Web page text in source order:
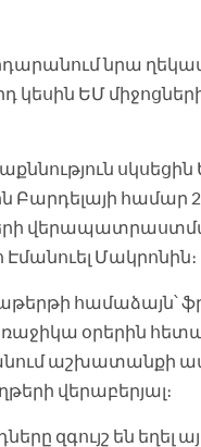
նրա
կեսին ԵՄ
սկսեցին
Բարդելայի
Մակրոնին։
համաձայն՝
օրերին
աշխատանքի
վերաբերյալ։
զգույշ են եղել